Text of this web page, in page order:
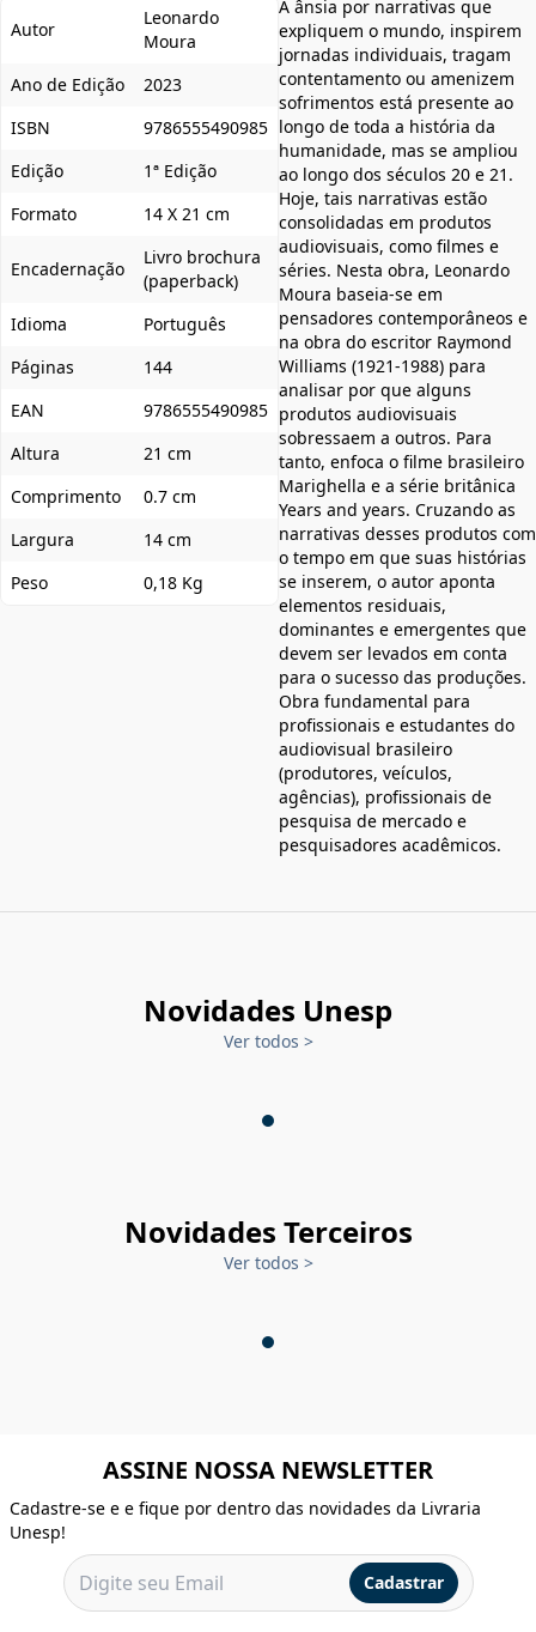
Autor
Leonardo
Moura
Ano de Edição
2023
ISBN
9786555490985
Edição
1ª Edição
Formato
14 X 21 cm
Encadernação
Livro brochura
(paperback)
Idioma
Português
Páginas
144
EAN
9786555490985
Altura
21 cm
Comprimento
0.7 cm
Largura
14 cm
Peso
0,18 Kg
A ânsia por narrativas que
expliquem o mundo, inspirem
jornadas individuais, tragam
contentamento ou amenizem
sofrimentos está presente ao
longo de toda a história da
humanidade, mas se ampliou
ao longo dos séculos 20 e 21.
Hoje, tais narrativas estão
consolidadas em produtos
audiovisuais, como filmes e
séries. Nesta obra, Leonardo
Moura baseia-se em
pensadores contemporâneos e
na obra do escritor Raymond
Williams (1921-1988) para
analisar por que alguns
produtos audiovisuais
sobressaem a outros. Para
tanto, enfoca o filme brasileiro
Marighella e a série britânica
Years and years. Cruzando as
narrativas desses produtos com
o tempo em que suas histórias
se inserem, o autor aponta
elementos residuais,
dominantes e emergentes que
devem ser levados em conta
para o sucesso das produções.
Obra fundamental para
profissionais e estudantes do
audiovisual brasileiro
(produtores, veículos,
agências), profissionais de
pesquisa de mercado e
pesquisadores acadêmicos.
Novidades Unesp
Ver todos >
Novidades Terceiros
Ver todos >
ASSINE NOSSA NEWSLETTER
Cadastre-se e e fique por dentro das novidades da Livraria
Unesp!
Cadastrar